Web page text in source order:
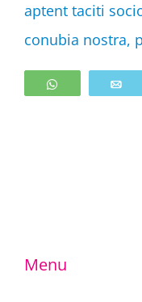
aptent taciti
conubia nostra,
WhatsApp
Menu